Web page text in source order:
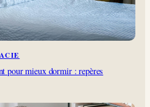
pour mieux dormir : repères